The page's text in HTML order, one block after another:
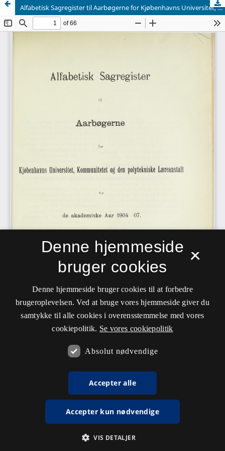
Alfabetisk Sagregister til Aarbøgerne for Kjøbenhavns Universitet, 1904-07
×
Denne hjemmeside
bruger cookies
Denne hjemmeside bruger cookies til at forbedre
brugeroplevelsen. Ved at bruge vores hjemmeside giver du
samtykke til alle cookies i overensstemmelse med vores
cookiepolitik. Se vores cookiepolitik
Absolut nødvendige
Accepter alle
Accepter kun nødvendige
VIS DETALJER